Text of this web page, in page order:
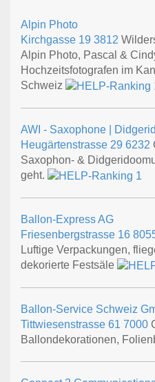
Alpin Photo
Kirchgasse 19 3812
Alpin Photo, Pascal &
Hochzeitsfotografen im
Schweiz
AWI - Saxophone |
Heugärtenstrasse 29 6232
Saxophon- &
geht.
Ballon-Express AG
Friesenbergstrasse 16
Luftige Verpackungen,
dekorierte Festsäle
Ballon-Service Schweiz
Tittwiesenstrasse 61 7000
Ballondekorationen,